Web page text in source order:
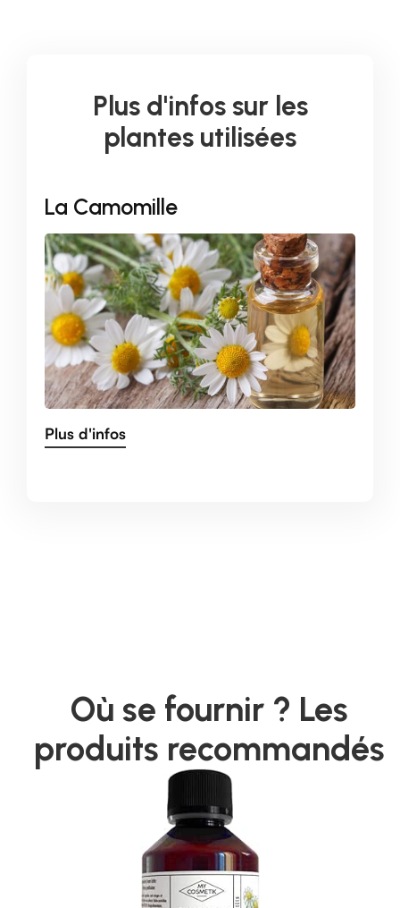
Plus d'infos sur les
plantes utilisées
La Camomille
Plus d'infos
Où se fournir ? Les
produits recommandés